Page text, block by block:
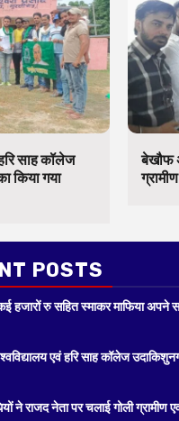
साह कॉलेज
किया गया
बेखौफ
POSTS
हजारों रु सहित स्माकर माफिया अपने
एवं हरि साह कॉलेज
ने राजद नेता पर चलाई गोली ग्रामीण